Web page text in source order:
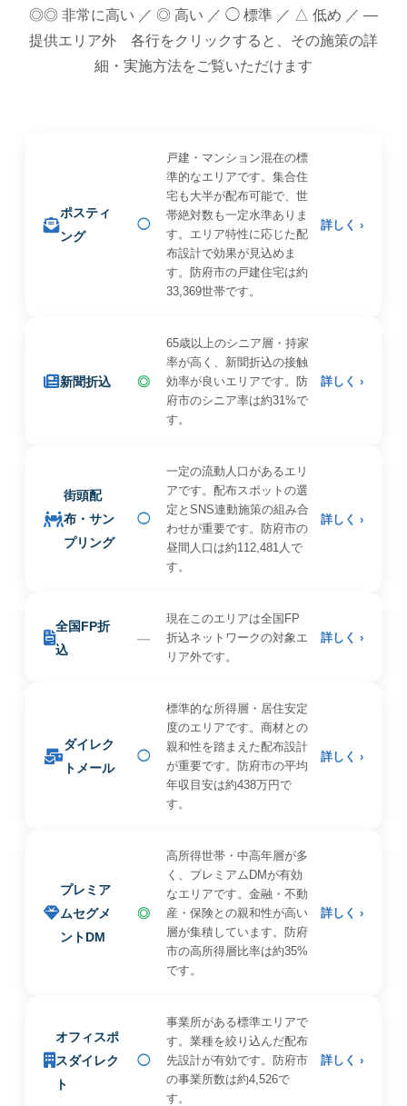
◎◎ 非常に高い ／ ◎ 高い ／ ◯ 標準 ／ △ 低め ／ —
提供エリア外 各行をクリックすると、その施策の詳
細・実施方法をご覧いただけます
ポスティ
ング
◯
戸建・マンション混在の標
準的なエリアです。集合住
宅も大半が配布可能で、世
帯絶対数も一定水準ありま
す。エリア特性に応じた配
布設計で効果が見込めま
す。防府市の戸建住宅は約
33,369世帯です。
詳しく ›
新聞折込 ◎
65歳以上のシニア層・持家
率が高く、新聞折込の接触
効率が良いエリアです。防
府市のシニア率は約31%で
す。
詳しく ›
街頭配
布・サン
プリング
◯
一定の流動人口があるエリ
アです。配布スポットの選
定とSNS連動施策の組み合
わせが重要です。防府市の
昼間人口は約112,481人で
す。
詳しく ›
全国FP折
込
—
現在このエリアは全国FP
折込ネットワークの対象エ
リア外です。
詳しく ›
ダイレク
トメール
◯
標準的な所得層・居住安定
度のエリアです。商材との
親和性を踏まえた配布設計
が重要です。防府市の平均
年収目安は約438万円で
す。
詳しく ›
プレミア
ムセグメ
ントDM
◎
高所得世帯・中高年層が多
く、プレミアムDMが有効
なエリアです。金融・不動
産・保険との親和性が高い
層が集積しています。防府
市の高所得層比率は約35%
です。
詳しく ›
オフィスポ
スダイレク
ト
◯
事業所がある標準エリアで
す。業種を絞り込んだ配布
先設計が有効です。防府市
の事業所数は約4,526で
す。
詳しく ›